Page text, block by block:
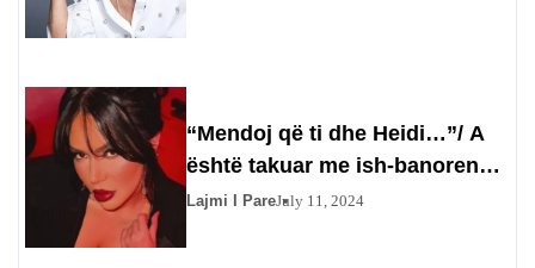
“Mendoj që ti dhe Heidi…”/ A
është takuar me ish-banoren?
Efit nuk i kthehet përgjigje
Lajmi I PareJuly 11, 2024